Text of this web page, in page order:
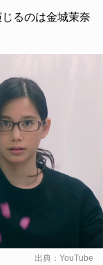
るのは金城茉奈
出典： YouTube